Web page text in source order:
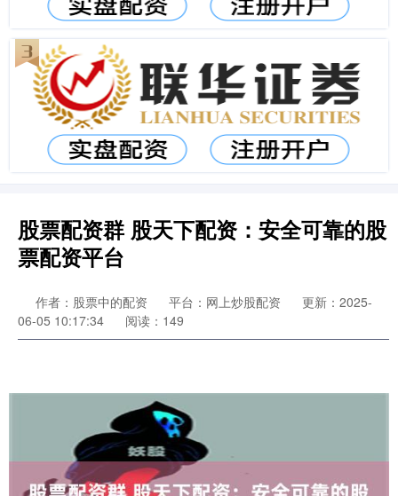
股票配资群 股天下配资：安全可靠的股
票配资平台
作者：股票中的配资 平台：网上炒股配资
更新：2025-
06-05 10:17:34
阅读：149